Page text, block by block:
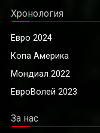
Хронология
Евро 2024
Копа Америка
Мондиал 2022
ЕвроВолей 2023
За нас